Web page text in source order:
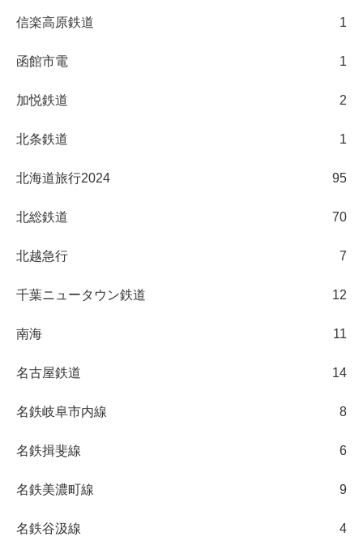
信楽高原鉄道 1
函館市電 1
加悦鉄道 2
北条鉄道 1
北海道旅行2024 95
北総鉄道 70
北越急行 7
千葉ニュータウン鉄道 12
南海 11
名古屋鉄道 14
名鉄岐阜市内線 8
名鉄揖斐線 6
名鉄美濃町線 9
名鉄谷汲線 4